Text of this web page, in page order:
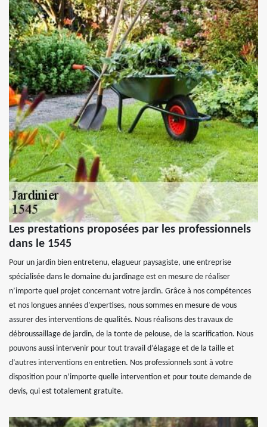
Les prestations proposées par les professionnels
dans le 1545
Pour un jardin bien entretenu, elagueur paysagiste, une entreprise
spécialisée dans le domaine du jardinage est en mesure de réaliser
n’importe quel projet concernant votre jardin. Grâce à nos compétences
et nos longues années d’expertises, nous sommes en mesure de vous
assurer des interventions de qualités. Nous réalisons des travaux de
débroussaillage de jardin, de la tonte de pelouse, de la scarification. Nous
pouvons aussi intervenir pour tout travail d’élagage et de la taille et
d’autres interventions en entretien. Nos professionnels sont à votre
disposition pour n’importe quelle intervention et pour toute demande de
devis, qui est totalement gratuite.